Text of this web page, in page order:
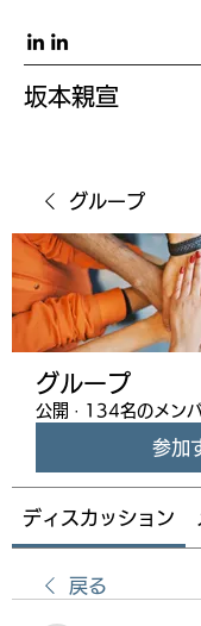
坂本親宣
グループ
グループ
公開 · 134名のメン
参加
ディスカッション
戻る